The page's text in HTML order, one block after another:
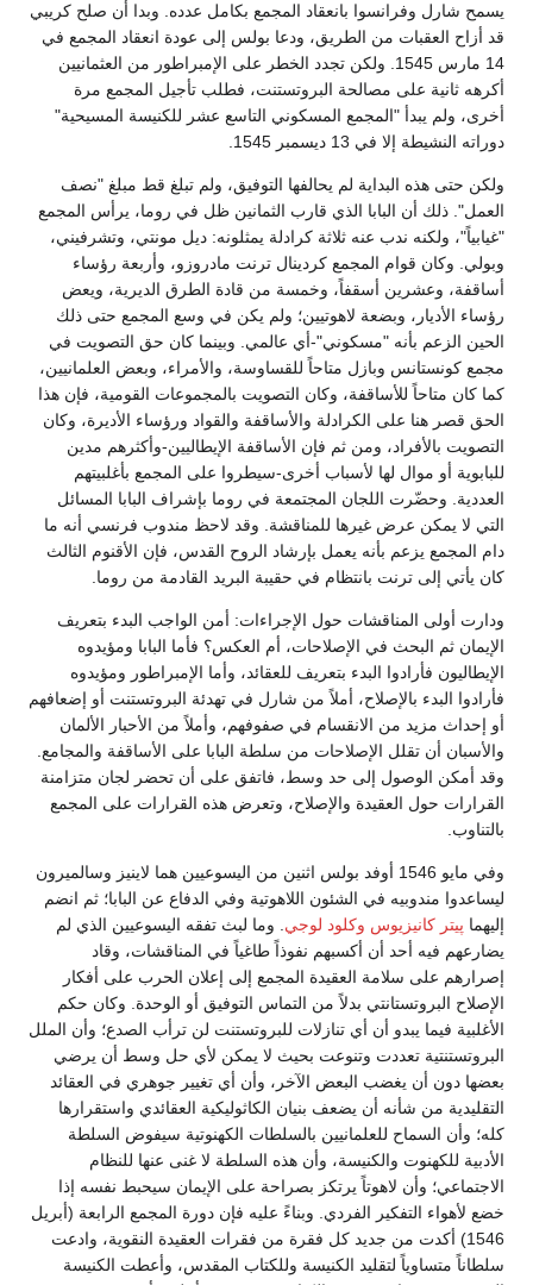
يسمح شارل وفرانسوا بانعقاد المجمع بكامل عدده. وبدا أن صلح كريبي
قد أزاح العقبات من الطريق، ودعا بولس إلى عودة انعقاد المجمع في
14 مارس 1545. ولكن تجدد الخطر على الإمبراطور من العثمانيين
أكرهه ثانية على مصالحة البروتستنت، فطلب تأجيل المجمع مرة
أخرى، ولم يبدأ "المجمع المسكوني التاسع عشر للكنيسة المسيحية"
دوراته النشيطة إلا في 13 ديسمبر 1545.
ولكن حتى هذه البداية لم يحالفها التوفيق، ولم تبلغ قط مبلغ "نصف
العمل". ذلك أن البابا الذي قارب الثمانين ظل في روما، يرأس المجمع
"غيابياً"، ولكنه ندب عنه ثلاثة كرادلة يمثلونه: ديل مونتي، وتشرفيني،
وبولي. وكان قوام المجمع كردينال ترنت مادروزو، وأربعة رؤساء
أساقفة، وعشرين أسقفاً، وخمسة من قادة الطرق الديرية، ويعض
رؤساء الأديار، وبضعة لاهوتيين؛ ولم يكن في وسع المجمع حتى ذلك
الحين الزعم بأنه "مسكوني"-أي عالمي. وبينما كان حق التصويت في
مجمع كونستانس وبازل متاحاً للقساوسة، والأمراء، وبعض العلمانيين،
كما كان متاحاً للأساقفة، وكان التصويت بالمجموعات القومية، فإن هذا
الحق قصر هنا على الكرادلة والأساقفة والقواد ورؤساء الأديرة، وكان
التصويت بالأفراد، ومن ثم فإن الأساقفة الإيطاليين-وأكثرهم مدين
للبابوية أو موال لها لأسباب أخرى-سيطروا على المجمع بأغلبيتهم
العددية. وحضّرت اللجان المجتمعة في روما بإشراف البابا المسائل
التي لا يمكن عرض غيرها للمناقشة. وقد لاحظ مندوب فرنسي أنه ما
دام المجمع يزعم بأنه يعمل بإرشاد الروح القدس، فإن الأقنوم الثالث
كان يأتي إلى ترنت بانتظام في حقيبة البريد القادمة من روما.
ودارت أولى المناقشات حول الإجراءات: أمن الواجب البدء بتعريف
الإيمان ثم البحث في الإصلاحات، أم العكس؟ فأما البابا ومؤيدوه
الإيطاليون فأرادوا البدء بتعريف للعقائد، وأما الإمبراطور ومؤيدوه
فأرادوا البدء بالإصلاح، أملاً من شارل في تهدئة البروتستنت أو إضعافهم
أو إحداث مزيد من الانقسام في صفوفهم، وأملاً من الأحبار الألمان
والأسبان أن تقلل الإصلاحات من سلطة البابا على الأساقفة والمجامع.
وقد أمكن الوصول إلى حد وسط، فاتفق على أن تحضر لجان متزامنة
القرارات حول العقيدة والإصلاح، وتعرض هذه القرارات على المجمع
بالتناوب.
وفي مايو 1546 أوفد بولس اثنين من اليسوعيين هما لاينيز وسالميرون
ليساعدوا مندوبيه في الشئون اللاهوتية وفي الدفاع عن البابا؛ ثم انضم
إليهما پيتر كانيزيوس وكلود لوجي. وما لبث تفقه اليسوعيين الذي لم
يضارعهم فيه أحد أن أكسبهم نفوذاً طاغياً في المناقشات، وقاد
إصرارهم على سلامة العقيدة المجمع إلى إعلان الحرب على أفكار
الإصلاح البروتستانتي بدلاً من التماس التوفيق أو الوحدة. وكان حكم
الأغلبية فيما يبدو أن أي تنازلات للبروتستنت لن ترأب الصدع؛ وأن الملل
البروتستنتية تعددت وتنوعت بحيث لا يمكن لأي حل وسط أن يرضي
بعضها دون أن يغضب البعض الآخر، وأن أي تغيير جوهري في العقائد
التقليدية من شأنه أن يضعف بنيان الكاثوليكية العقائدي واستقرارها
كله؛ وأن السماح للعلمانيين بالسلطات الكهنوتية سيفوض السلطة
الأدبية للكهنوت والكنيسة، وأن هذه السلطة لا غنى عنها للنظام
الاجتماعي؛ وأن لاهوتاً يرتكز بصراحة على الإيمان سيحبط نفسه إذا
خضع لأهواء التفكير الفردي. وبناءً عليه فإن دورة المجمع الرابعة (أبريل
1546) أكدت من جديد كل فقرة من فقرات العقيدة النقوية، وادعت
سلطاناً متساوياً لتقليد الكنيسة وللكتاب المقدس، وأعطت الكنيسة